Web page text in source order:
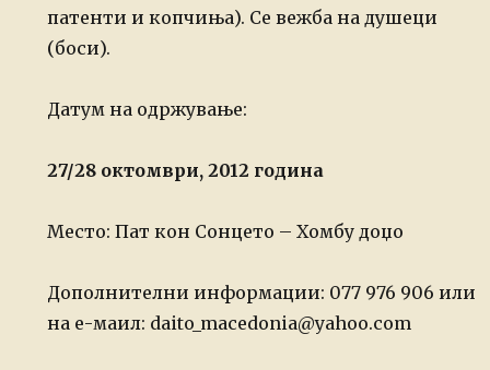
патенти и копчиња). Се вежба на душеци
(боси).
Датум на одржување:
27/28 октомври, 2012 година
Место: Пат кон Сонцето – Хомбу доџо
Дополнителни информации: 077 976 906 или
на е-маил: daito_macedonia@yahoo.com